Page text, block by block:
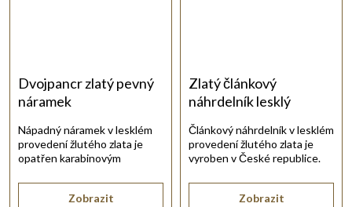
Dvojpancr zlatý pevný
náramek
Zobrazit
Nápadný náramek v lesklém
provedení žlutého zlata je
opatřen karabinovým
Zlatý článkový
náhrdelník lesklý
Zobrazit
Článkový náhrdelník v lesklém
provedení žlutého zlata je
vyroben v České republice.